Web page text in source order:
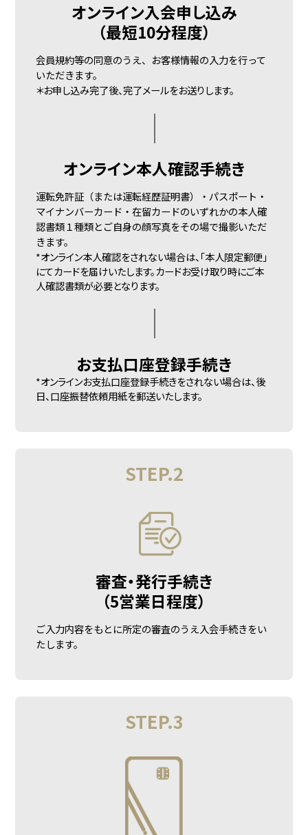
オンライン入会申し込み
（最短10分程度）
会員規約等の同意のうえ、お客様情報の入力を行って
いただきます。
＊お申し込み完了後、完了メールをお送りします。
オンライン本人確認手続き
運転免許証（または運転経歴証明書）・パスポート・
マイナンバーカード・在留カードのいずれかの本人確
認書類１種類とご自身の顔写真をその場で撮影いただ
きます。
*オンライン本人確認をされない場合は、「本人限定郵便」
にてカードを届けいたします。カードお受け取り時にご本
人確認書類が必要となります。
お支払口座登録手続き
*オンラインお支払口座登録手続きをされない場合は、後
日、口座振替依頼用紙を郵送いたします。
STEP.2
審査・発行手続き
（5営業日程度）
ご入力内容をもとに所定の審査のうえ入会手続きをい
たします。
STEP.3